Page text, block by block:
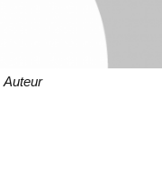
Auteur